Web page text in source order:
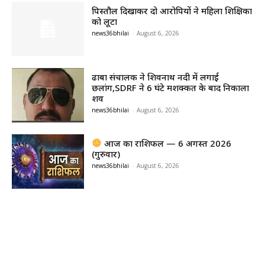
पिस्तौल दिखाकर दो आरोपियों ने महिला शिक्षिका
को लूटा
news36bhilai - August 6, 2026
ढाबा संचालक ने शिवनाथ नदी में लगाई
छलांग,SDRF ने 6 घंटे मशक्कत के बाद निकाला
शव
news36bhilai - August 6, 2026
आज का राशिफल — 6 अगस्त 2026
(गुरुवार)
news36bhilai - August 6, 2026